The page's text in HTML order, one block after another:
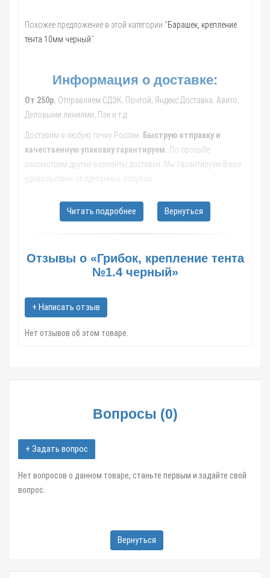
Похожее предложение в этой категории "Барашек, крепление
тента 10мм черный".
Информация о доставке:
От 250р. Отправляем СДЭК, Почтой, Яндекс.Доставка, Авито,
Деловыми линиями, Пэк и т.д.
Доставим в любую точку России.
Быструю отправку и
качественную упаковку гарантируем. По просьбе
рассмотрим другие варианты доставки. Мы гарантируем Ваше
удовольствие от сделанных покупок.
транспортной компании, рассчитают стоимость и сроки
Екатеринбург; Казань; Нижний Новгород; Челябинск; Самара;
Омск; Ростов-на-Дону; Уфа; Красноярск; Воронеж; Пермь;
Барнаул; Иркутск; Хабаровск; Ярославль; Кемерово; Астрахань;
центры и большие города,в течение 1-3 дней.
Читать подробнее Вернуться
Отзывы о «Грибок, крепление тента
№1.4 черный»
+ Написать отзыв
Нет отзывов об этом товаре.
Вопросы (0)
+ Задать вопрос
Нет вопросов о данном товаре, станьте первым и задайте свой
вопрос.
Вернуться